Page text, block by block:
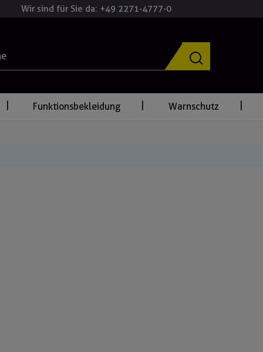
Wir sind für Sie da: +49 2271-4777-0
Funktionsbekleidung Warnschutz